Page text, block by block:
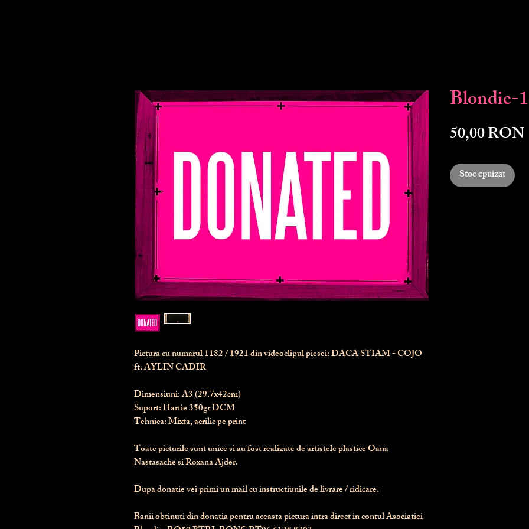
Pictura cu numarul1182/ 1921 din videoclipul piesei: DACA STIAM - COJO
ft. AYLIN CADIR
Dimensiuni: A3 (29.7x42cm)
Suport: Hartie 350gr DCM
Tehnica: Mixta, acrilic pe print
Toate picturile sunt unice si au fost realizate de artistele plastice Oana
Nastasache si Roxana Ajder.
Dupa donatie vei primi un mail cu instructiunile de livrare / ridicare.
Banii obtinuti din donatia pentru aceasta pictura intra direct in contul Asociatiei
Blondie-
50,00 RON
Stoc epuizat